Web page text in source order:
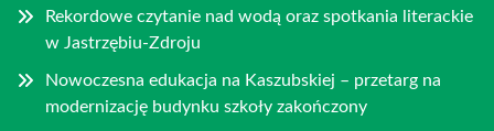
Rekordowe czytanie nad wodą oraz spotkania literackie
w Jastrzębiu-Zdroju
Nowoczesna edukacja na Kaszubskiej – przetarg na
modernizację budynku szkoły zakończony